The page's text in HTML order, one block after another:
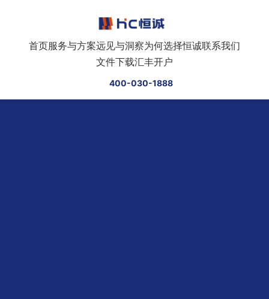
首页服务与方案远见与洞察为何选择恒诚联系我们
文件下载汇丰开户
400-030-1888